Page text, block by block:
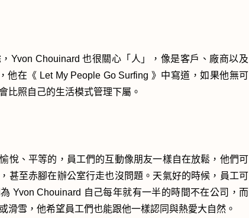
Yvon Chouinard 也很關心「人」，像是客戶、廠商以及
他在《 Let My People Go Surfing 》中寫道，如果他無可
比照自己的生活模式管理下屬。
悅、平等的，員工們的互動像朋友一樣自在放鬆，他們可
甚至赤腳在辦公室行走也沒問題。天氣好的時候，員工可
Yvon Chouinard 自己每年就有一半的時間不在公司，而
滑雪，他希望員工們也能跟他一樣認同與熱愛大自然。